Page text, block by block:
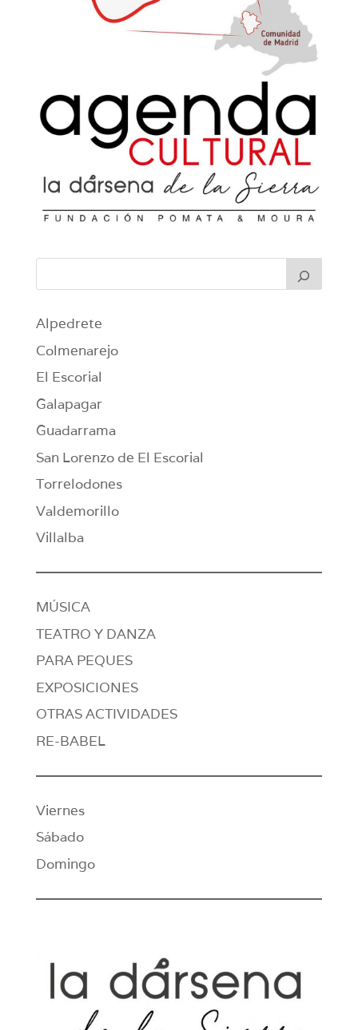
Alpedrete
Colmenarejo
El Escorial
Galapagar
Guadarrama
San Lorenzo de El Escorial
Torrelodones
Valdemorillo
Villalba
MÚSICA
TEATRO Y DANZA
PARA PEQUES
EXPOSICIONES
OTRAS ACTIVIDADES
RE-BABEL
Viernes
Sábado
Domingo